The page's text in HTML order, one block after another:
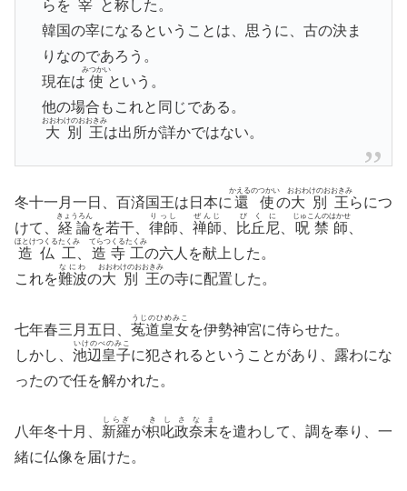
らを 宰
と称した。
韓国の宰になるということは、思うに、古の決ま
りなのであろう。
現在は 使
みつかい
という。
他の場合もこれと同じである。
大別王
おおわけのおおきみ
は出所が詳かではない。
冬十一月一日、百済国王は日本に 還使
かえるのつかい
の大別王
おおわけのおおきみ
らにつ
けて、 経論
きょうろん
を若干、 律師
りっし
禅師
ぜんじ
比丘尼
びくに
呪禁師
じゅこんのはかせ
造仏工
ほとけつくるたくみ
造寺工
てらつくるたくみ
の六人を献上した。
これを難波
なにわ
の大別王
おおわけのおおきみ
の寺に配置した。
七年春三月五日、 菟道皇女
うじのひめみこ
を伊勢神宮に侍らせた。
しかし、 池辺皇子
いけのべのみこ
に犯されるということがあり、露わにな
ったので任を解かれた。
八年冬十月、 新羅
しらぎ
が枳叱政奈末
きしさなま
を遣わして、調を奉り、一
緒に仏像を届けた。